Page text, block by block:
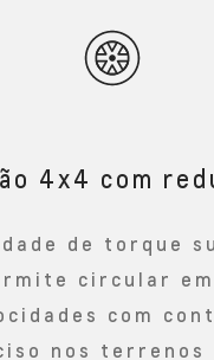
4x4 com
de torque
circular
com
nos terrenos